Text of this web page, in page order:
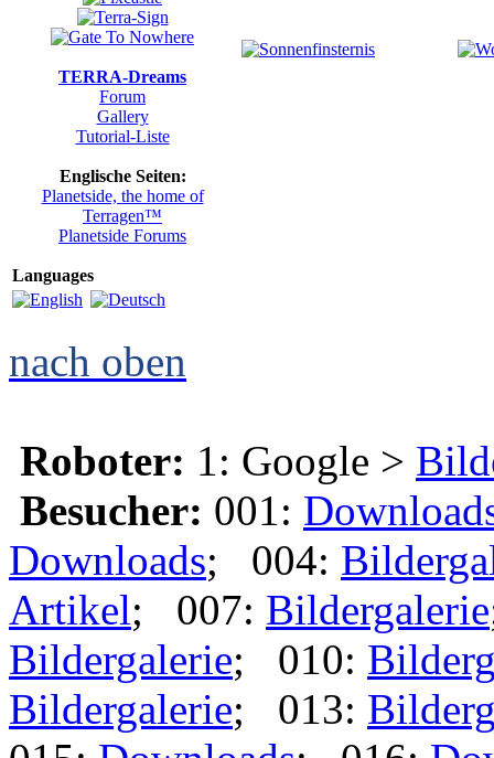
TERRA-Dreams
Forum
Gallery
Tutorial-Liste
Englische Seiten:
Planetside, the home of
Terragen™
Planetside Forums
Languages
nach oben
Roboter: 1: Google >
Besucher: 001:
Downloads; 004:
Artikel; 007: Bildergalerie
Bildergalerie; 010:
Bildergalerie; 013: